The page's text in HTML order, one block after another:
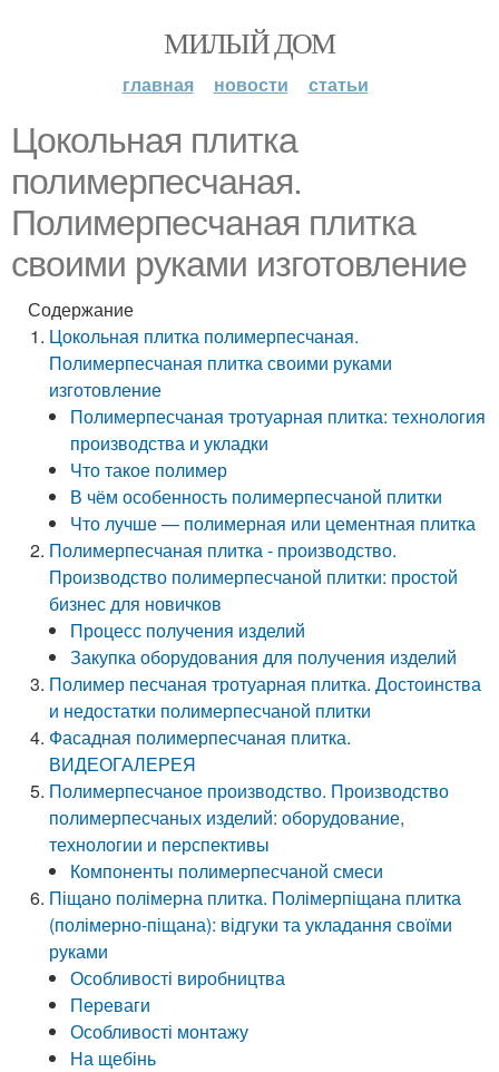
МИЛЫЙ ДОМ
главная новости статьи
Цокольная плитка
полимерпесчаная.
Полимерпесчаная плитка
своими руками изготовление
Содержание
Цокольная плитка полимерпесчаная.
Полимерпесчаная плитка своими руками
изготовление
Полимерпесчаная тротуарная плитка: технология
производства и укладки
Что такое полимер
В чём особенность полимерпесчаной плитки
Что лучше — полимерная или цементная плитка
Полимерпесчаная плитка - производство.
Производство полимерпесчаной плитки: простой
бизнес для новичков
Процесс получения изделий
Закупка оборудования для получения изделий
Полимер песчаная тротуарная плитка. Достоинства
и недостатки полимерпесчаной плитки
Фасадная полимерпесчаная плитка.
ВИДЕОГАЛЕРЕЯ
Полимерпесчаное производство. Производство
полимерпесчаных изделий: оборудование,
технологии и перспективы
Компоненты полимерпесчаной смеси
Піщано полімерна плитка. Полімерпіщана плитка
(полімерно-піщана): відгуки та укладання своїми
руками
Особливості виробництва
Переваги
Особливості монтажу
На щебінь